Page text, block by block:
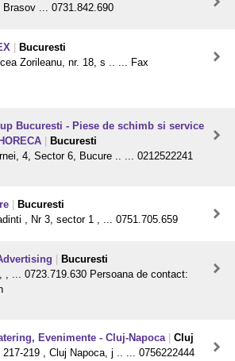
Brasov ... 0731.842.690
Bucuresti
Zorileanu, nr. 18, s .. ... Fax
Bucuresti - Piese de schimb si service
Bucuresti
4, Sector 6, Bucure .. ... 0212522241
Bucuresti
, Nr 3, sector 1 , ... 0751.705.659
Bucuresti
, ... 0723.719.630 Persoana de contact:
Evenimente - Cluj-Napoca
Cluj
217-219 , Cluj Napoca, j .. ... 0756222444